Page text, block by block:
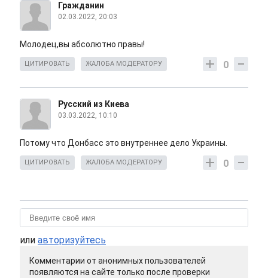
Гражданин
02.03.2022, 20:03
Молодец,вы абсолютно правы!
0
ЦИТИРОВАТЬ ЖАЛОБА МОДЕРАТОРУ
Русский из Киева
03.03.2022, 10:10
Потому что Донбасс это внутреннее дело Украины.
0
ЦИТИРОВАТЬ ЖАЛОБА МОДЕРАТОРУ
или авторизуйтесь
Комментарии от анонимных пользователей
появляются на сайте только после проверки